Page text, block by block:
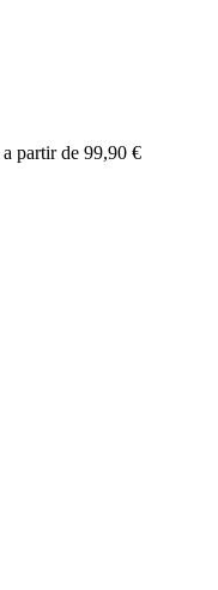
a partir de 99,90 €